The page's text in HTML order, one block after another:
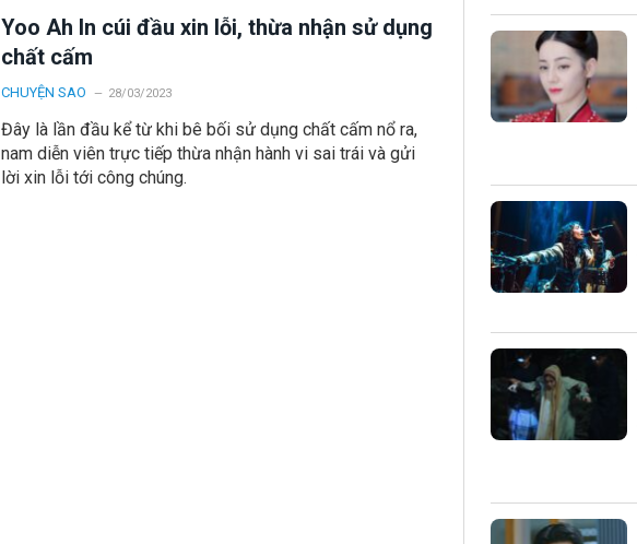
Yoo Ah In cúi đầu xin lỗi, thừa nhận sử dụng
chất cấm
CHUYỆN SAO 28/03/2023
Đây là lần đầu kể từ khi bê bối sử dụng chất cấm nổ ra,
nam diễn viên trực tiếp thừa nhận hành vi sai trái và gửi
lời xin lỗi tới công chúng.